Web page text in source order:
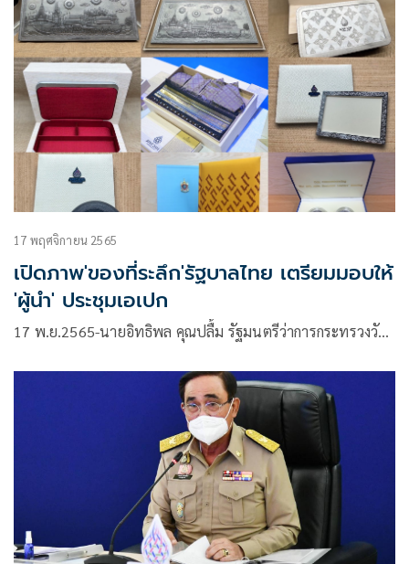
17 พฤศจิกายน 2565
เปิดภาพ'ของที่ระลึก'รัฐบาลไทย เตรียมมอบให้
'ผู้นำ' ประชุมเอเปก
17 พ.ย.2565-นายอิทธิพล คุณปลื้ม รัฐมนตรีว่าการกระทรวงวั…